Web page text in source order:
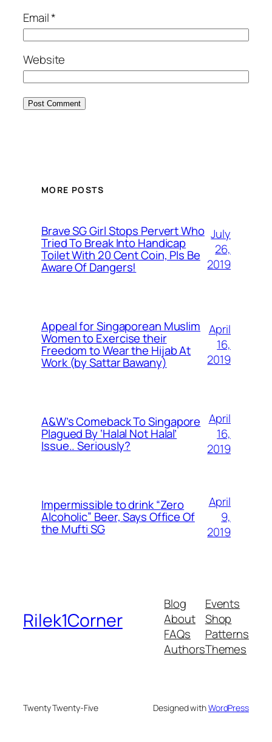
Email*
Website
MORE POSTS
Brave SG Girl Stops Pervert Who
Tried To Break Into Handicap
Toilet With 20 Cent Coin, Pls Be
Aware Of Dangers!
July
26,
2019
Appeal for Singaporean Muslim
Women to Exercise their
Freedom to Wear the Hijab At
Work (by Sattar Bawany)
April
16,
2019
A&W’s Comeback To Singapore
Plagued By ‘Halal Not Halal’
Issue.. Seriously?
April
16,
2019
Impermissible to drink “Zero
Alcoholic” Beer, Says Office Of
the Mufti SG
April
9,
2019
Rilek1Corner
Blog
About
FAQs
Authors
Events
Shop
Patterns
Themes
Twenty Twenty-Five Designed withWordPress